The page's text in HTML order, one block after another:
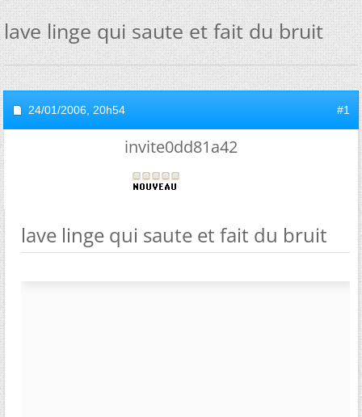
lave linge qui saute et fait du bruit
24/01/2006, 20h54 #1
invite0dd81a42
lave linge qui saute et fait du bruit